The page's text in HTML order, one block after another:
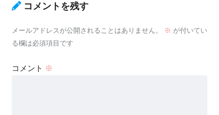
コメントを残す
メールアドレスが公開されることはありません。 ※ が付いてい
る欄は必須項目です
コメント ※